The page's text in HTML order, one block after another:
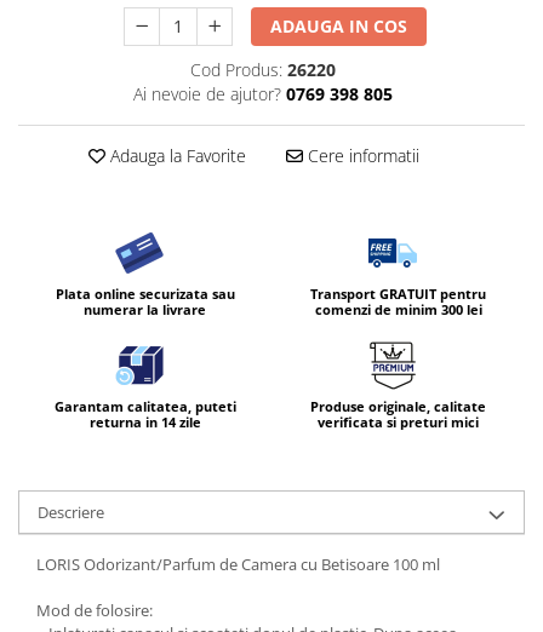
Combaterea Insectelor
Diverse produse de uz casnic
Saci Menajeri
Servetele Umede Multisuprfete
Ingrijire Personala
Ingrijirea corpului
Bureti/Perie
Gel de dus
Igiena orala
Ingrijire intima
Lotiune de corp
ADAUGA IN COS
Cod Produs: 26220
Ai nevoie de ajutor? 0769 398 805
Adauga la Favorite Cere informatii
Plata online securizata sau
numerar la livrare
Transport GRATUIT pentru
comenzi de minim 300 lei
Garantam calitatea, puteti
returna in 14 zile
Produse originale, calitate
verificata si preturi mici
Descriere
LORIS Odorizant/Parfum de Camera cu Betisoare 100 ml
Mod de folosire: